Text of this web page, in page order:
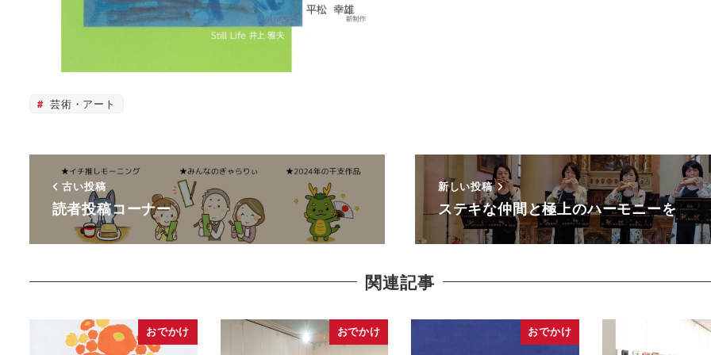
芸術・アート
古い投稿
読者投稿コーナー
新しい投稿
ステキな仲間と極上のハーモニーを
関連記事
おでかけ おでかけ おでかけ